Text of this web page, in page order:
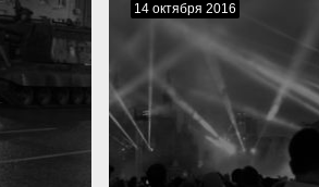
14 октября 2016